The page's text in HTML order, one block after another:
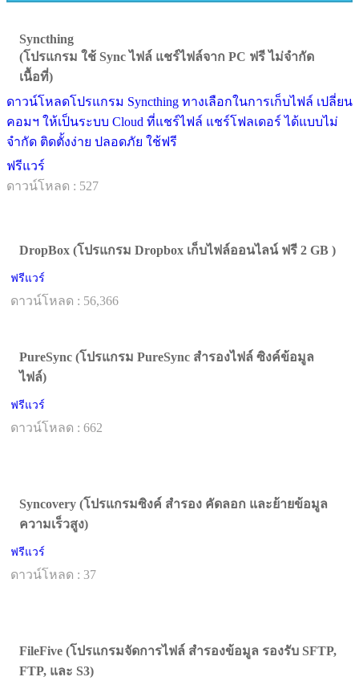
Syncthing
(โปรแกรม ใช้ Sync ไฟล์ แชร์ไฟล์จาก PC ฟรี ไม่จำกัด
เนื้อที่)
ดาวน์โหลดโปรแกรม Syncthing ทางเลือกในการเก็บไฟล์ เปลี่ยน
คอมฯ ให้เป็นระบบ Cloud ที่แชร์ไฟล์ แชร์โฟลเดอร์ ได้แบบไม่
จำกัด ติดตั้งง่าย ปลอดภัย ใช้ฟรี
ฟรีแวร์
ดาวน์โหลด : 527
DropBox (โปรแกรม Dropbox เก็บไฟล์ออนไลน์ ฟรี 2 GB )
ฟรีแวร์
ดาวน์โหลด : 56,366
PureSync (โปรแกรม PureSync สำรองไฟล์ ซิงค์ข้อมูล
ไฟล์)
ฟรีแวร์
ดาวน์โหลด : 662
Syncovery (โปรแกรมซิงค์ สำรอง คัดลอก และย้ายข้อมูล
ความเร็วสูง)
ฟรีแวร์
ดาวน์โหลด : 37
FileFive (โปรแกรมจัดการไฟล์ สำรองข้อมูล รองรับ SFTP,
FTP, และ S3)